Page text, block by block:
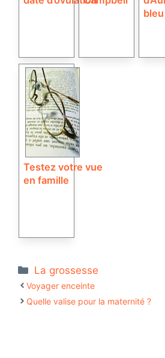
bleu
Testez votre vue
en famille
Catégories
La grossesse
Voyager enceinte
Quelle valise pour la maternité ?